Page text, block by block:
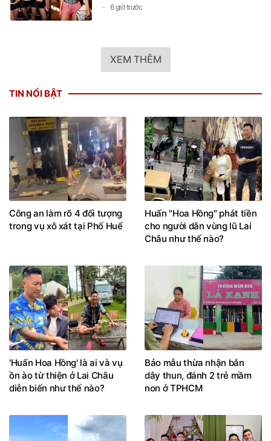
6 giờ trước
XEM THÊM
TIN NỔI BẬT
Công an làm rõ 4 đối tượng
trong vụ xô xát tại Phố Huế
Huấn "Hoa Hồng" phát tiền
cho người dân vùng lũ Lai
Châu như thế nào?
'Huấn Hoa Hồng' là ai và vụ
ồn ào từ thiện ở Lai Châu
diễn biến như thế nào?
Bảo mẫu thừa nhận bắn
dây thun, đánh 2 trẻ mầm
non ở TPHCM